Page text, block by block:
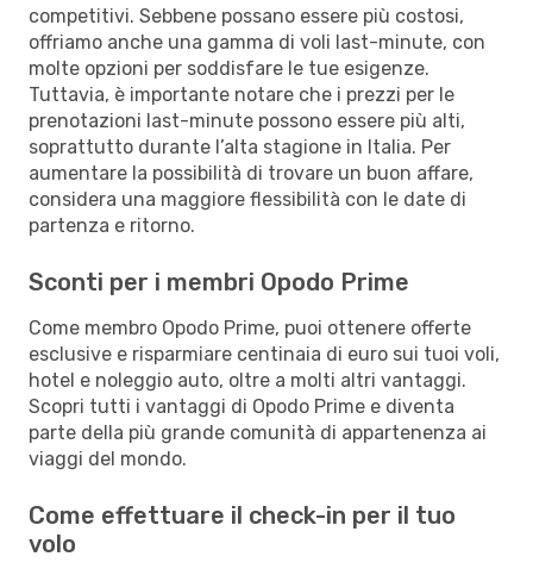
competitivi. Sebbene possano essere più costosi,
offriamo anche una gamma di voli last-minute, con
molte opzioni per soddisfare le tue esigenze.
Tuttavia, è importante notare che i prezzi per le
prenotazioni last-minute possono essere più alti,
soprattutto durante l’alta stagione in Italia. Per
aumentare la possibilità di trovare un buon affare,
considera una maggiore flessibilità con le date di
partenza e ritorno.
Sconti per i membri Opodo Prime
Come membro Opodo Prime, puoi ottenere offerte
esclusive e risparmiare centinaia di euro sui tuoi voli,
hotel e noleggio auto, oltre a molti altri vantaggi.
Scopri tutti i vantaggi di Opodo Prime e diventa
parte della più grande comunità di appartenenza ai
viaggi del mondo.
Come effettuare il check-in per il tuo
volo